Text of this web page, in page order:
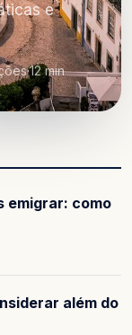
e
·12 min
emigrar: como
além do